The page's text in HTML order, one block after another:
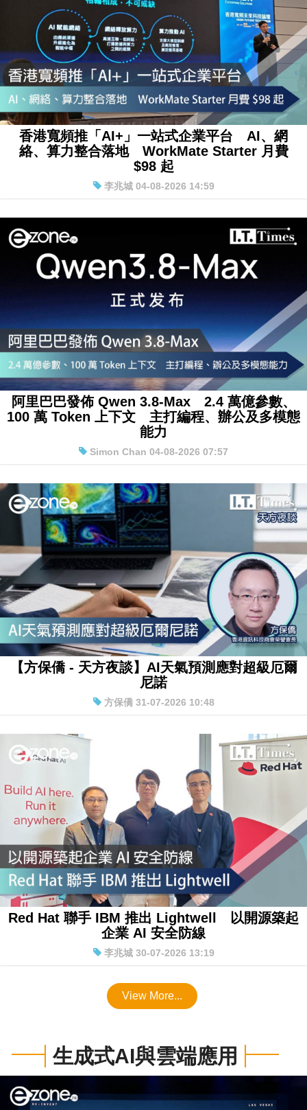
香港寬頻推「AI+」一站式企業平台 AI、網
絡、算力整合落地 WorkMate Starter 月費
$98 起
阿里巴巴發佈 Qwen 3.8-Max 2.4 萬億參數、
100 萬 Token 上下文 主打編程、辦公及多模態
能力
【方保僑 - 天方夜談】AI天氣預測應對超級厄爾
尼諾
Red Hat 聯手 IBM 推出 Lightwell 以開源築起
企業 AI 安全防線
生成式AI與雲端應用